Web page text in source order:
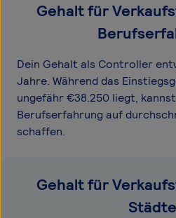
Gehalt für
Dein Gehalt als Controller
Jahre. Während das
ungefähr €38.250 liegt,
Berufserfahrung auf
schaffen.
Gehalt für